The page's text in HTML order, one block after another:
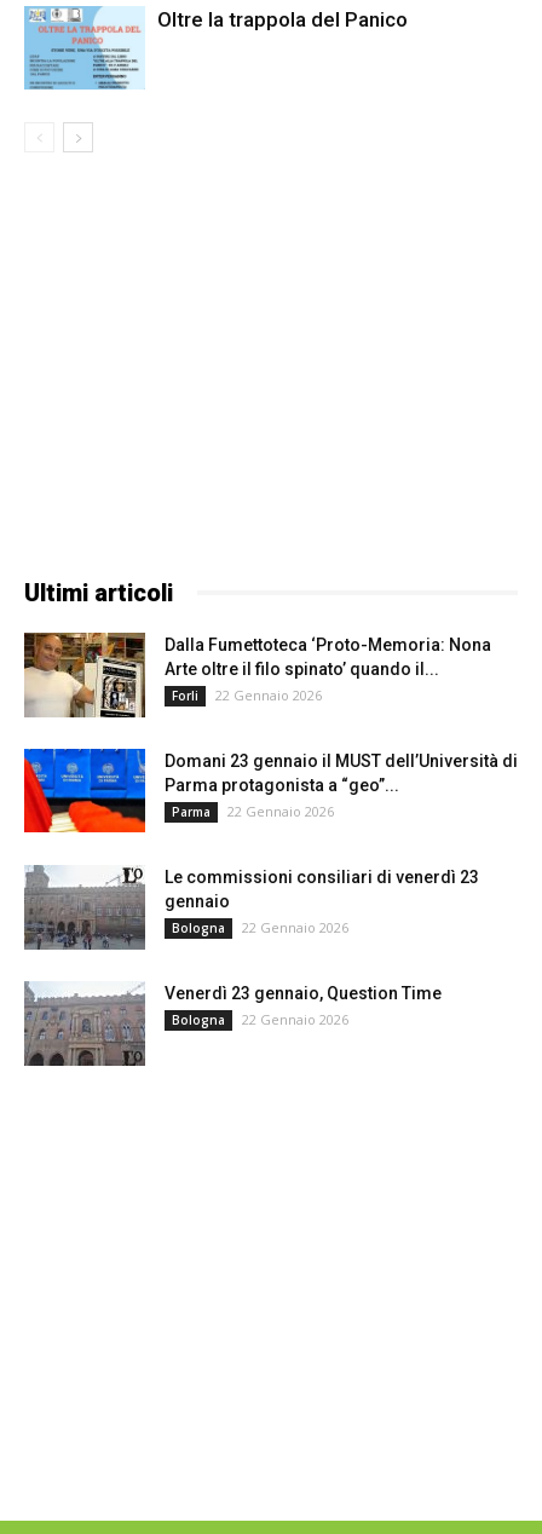
Oltre la trappola del Panico
Ultimi articoli
Dalla Fumettoteca ‘Proto-Memoria: Nona
Arte oltre il filo spinato’ quando il...
Forli 22 Gennaio 2026
Domani 23 gennaio il MUST dell’Università di
Parma protagonista a “geo”...
Parma 22 Gennaio 2026
Le commissioni consiliari di venerdì 23
gennaio
Bologna 22 Gennaio 2026
Venerdì 23 gennaio, Question Time
Bologna 22 Gennaio 2026